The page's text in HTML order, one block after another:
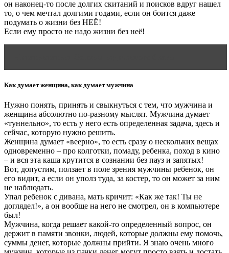
он наконец-то после долгих скитаний и поисков вдруг нашел
то, о чем мечтал долгими годами, если он боится даже
подумать о жизни без НЕЁ!
Если ему просто не надо жизни без неё!
Как думает женщина, как думает мужчина
Нужно понять, принять и свыкнуться с тем, что мужчина и
женщина абсолютно по-разному мыслят. Мужчина думает
«туннельно», то есть у него есть определенная задача, здесь и
сейчас, которую нужно решить.
Женщина думает «веерно», то есть сразу о нескольких вещах
одновременно – про колготки, помаду, ребенка, поход в кино
– и вся эта каша крутится в сознании без пауз и запятых!
Вот, допустим, ползает в поле зрения мужчины ребенок, он
его видит, а если он уполз туда, за костер, то он может за ним
не наблюдать.
Упал ребенок с дивана, мать кричит: «Как же так! Ты не
доглядел!», а он вообще на него не смотрел, он в компьютере
был!
Мужчина, когда решает какой-то определенный вопрос, он
держит в памяти звонки, людей, которые должны ему помочь,
суммы денег, которые должны прийти. Я знаю очень много